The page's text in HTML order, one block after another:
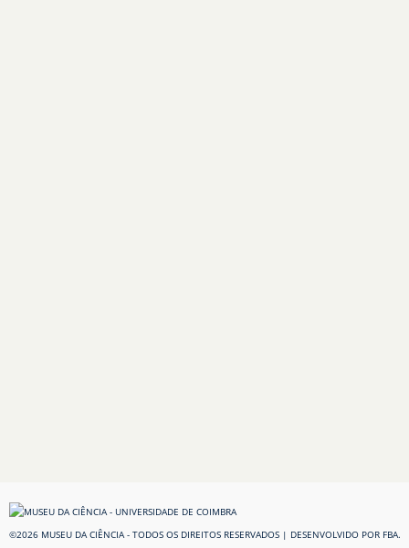
©2026 MUSEU DA CIÊNCIA - TODOS OS DIREITOS RESERVADOS | DESENVOLVIDO POR FBA.